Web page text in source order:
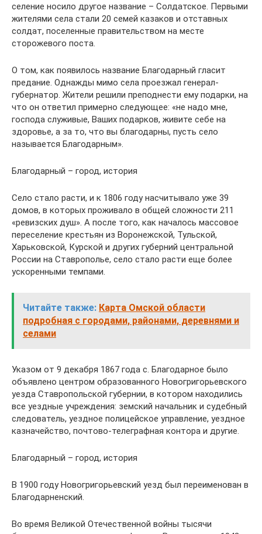
селение носило другое название – Солдатское. Первыми
жителями села стали 20 семей казаков и отставных
солдат, поселенные правительством на месте
сторожевого поста.
О том, как появилось название Благодарный гласит
предание. Однажды мимо села проезжал генерал-
губернатор. Жители решили преподнести ему подарки, на
что он ответил примерно следующее: «не надо мне,
господа служивые, Ваших подарков, живите себе на
здоровье, а за то, что вы благодарны, пусть село
называется Благодарным».
Благодарный – город, история
Село стало расти, и к 1806 году насчитывало уже 39
домов, в которых проживало в общей сложности 211
«ревизских душ». А после того, как началось массовое
переселение крестьян из Воронежской, Тульской,
Харьковской, Курской и других губерний центральной
России на Ставрополье, село стало расти еще более
ускоренными темпами.
Читайте также: Карта Омской области
подробная с городами, районами, деревнями и
селами
Указом от 9 декабря 1867 года с. Благодарное было
объявлено центром образованного Новогригорьевского
уезда Ставропольской губернии, в котором находились
все уездные учреждения: земский начальник и судебный
следователь, уездное полицейское управление, уездное
казначейство, почтово-телеграфная контора и другие.
Благодарный – город, история
В 1900 году Новогригорьевский уезд был переименован в
Благодарненский.
Во время Великой Отечественной войны тысячи